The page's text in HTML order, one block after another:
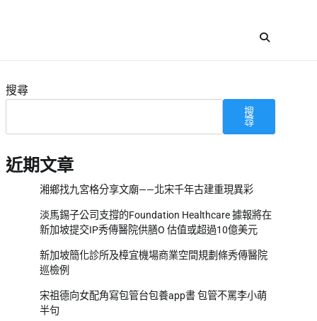
搜尋
搜
尋
近期文章
湘鄉找九宮格分享文廟——北宋千年古建重現異彩
淡馬錫子公司支撐的Foundation Healthcare 據報將在
新加坡提交IP秀傳醫院供膳O 估值或超過10億美元
新加坡簡化診所及樟宜機場商業空間規劃條秀傳醫院
巡檢例
宋祖德向女配角寫包管台包養app書 包管不罵李小萌
半句